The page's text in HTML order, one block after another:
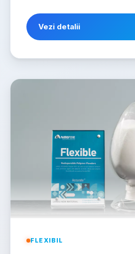
Vezi detalii
FLEXIBIL